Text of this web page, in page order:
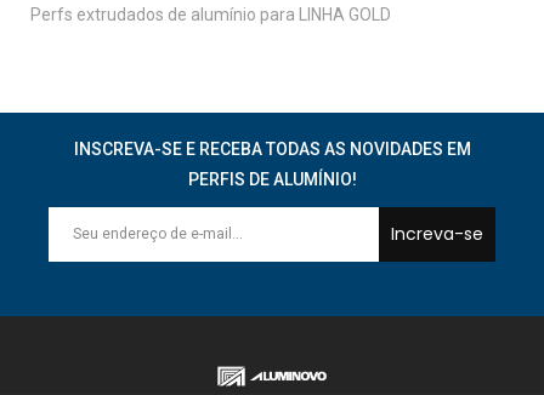
Perfs extrudados de alumínio para LINHA GOLD
INSCREVA-SE E RECEBA TODAS AS NOVIDADES EM
PERFIS DE ALUMÍNIO!
Increva-se